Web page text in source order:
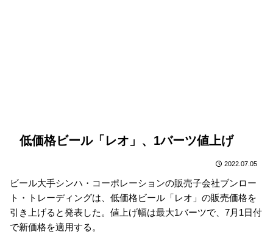
低価格ビール「レオ」、1バーツ値上げ
2022.07.05
ビール大手シンハ・コーポレーションの販売子会社ブンロー
ト・トレーディングは、低価格ビール「レオ」の販売価格を
引き上げると発表した。値上げ幅は最大1バーツで、7月1日付
で新価格を適用する。